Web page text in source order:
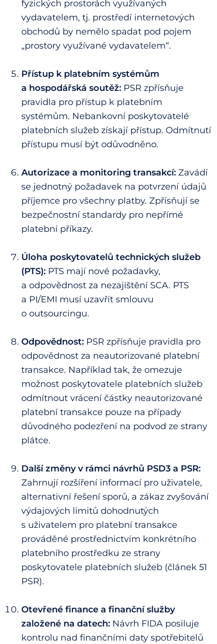
fyzických prostorách využívaných
vydavatelem, tj. prostředí internetových
obchodů by nemělo spadat pod pojem
„prostory využívané vydavatelem“.
Přístup k platebním systémům
a hospodářská soutěž: PSR zpřísňuje
pravidla pro přístup k platebním
systémům. Nebankovní poskytovatelé
platebních služeb získají přístup. Odmítnutí
přístupu musí být odůvodněno.
Autorizace a monitoring transakcí: Zavádí
se jednotný požadavek na potvrzení údajů
příjemce pro všechny platby. Zpřísňují se
bezpečnostní standardy pro nepřímé
platební příkazy.
Úloha poskytovatelů technických služeb
(PTS): PTS mají nové požadavky,
a odpovědnost za nezajištění SCA. PTS
a PI/EMI musí uzavřít smlouvu
o outsourcingu.
Odpovědnost: PSR zpřísňuje pravidla pro
odpovědnost za neautorizované platební
transakce. Například tak, že omezuje
možnost poskytovatele platebních služeb
odmítnout vrácení částky neautorizované
platební transakce pouze na případy
důvodného podezření na podvod ze strany
plátce.
Další změny v rámci návrhů PSD3 a PSR:
Zahrnují rozšíření informací pro uživatele,
alternativní řešení sporů, a zákaz zvyšování
výdajových limitů dohodnutých
s uživatelem pro platební transakce
prováděné prostřednictvím konkrétního
platebního prostředku ze strany
poskytovatele platebních služeb (článek 51
PSR).
Otevřené finance a finanční služby
založené na datech: Návrh FIDA posiluje
kontrolu nad finančními daty spotřebitelů